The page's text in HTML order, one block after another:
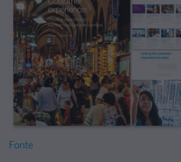
Fonte